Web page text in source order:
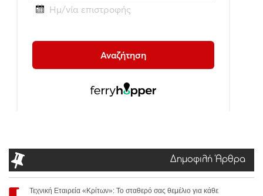
Δημοφιλή Άρθρα
Τεχνική Εταιρεία «Κρίτων»: Το σταθερό σας θεμέλιο για κάθε